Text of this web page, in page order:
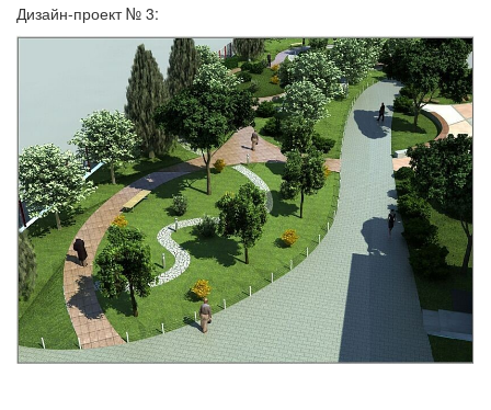
Дизайн-проект № 3: